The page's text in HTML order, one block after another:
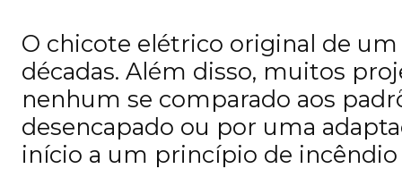
O chicote elétrico original de
décadas. Além disso, muitos
nenhum se comparado aos
desencapado ou por uma
início a um princípio de